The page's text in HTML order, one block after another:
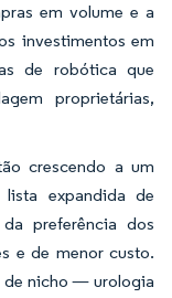
em volume e a
investimentos em
de robótica que
proprietárias,
crescendo a um
lista expandida de
preferência dos
e de menor custo.
de nicho — urologia